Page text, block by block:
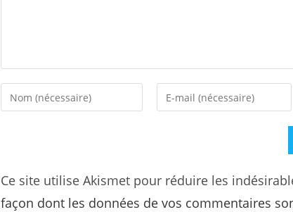
Ce site utilise Akismet pour réduire les
façon dont les données de vos commentaires